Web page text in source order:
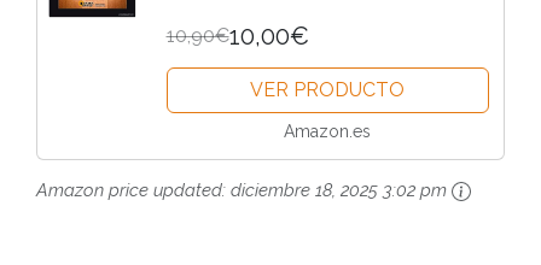
OPG-FLAM1
10,90€10,00€
VER PRODUCTO
Amazon.es
Amazon price updated: diciembre 18, 2025 3:02 pm